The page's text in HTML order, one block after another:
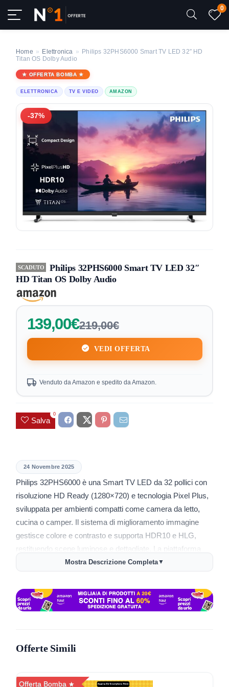
0
Home » Elettronica » Philips 32PHS6000 Smart TV LED 32″ HD
Titan OS Dolby Audio
OFFERTA BOMBA
ELETTRONICA TV E VIDEO AMAZON
-37%
SCADUTO
Philips 32PHS6000 Smart TV LED 32″
HD Titan OS Dolby Audio
139,00€219,00€
VEDI OFFERTA
Venduto da Amazon e spedito da Amazon.
Salva
0
24 Novembre 2025
Philips 32PHS6000 è una Smart TV LED da 32 pollici con
risoluzione HD Ready (1280×720) e tecnologia Pixel Plus,
sviluppata per ambienti compatti come camera da letto,
cucina o camper. Il sistema di miglioramento immagine
gestisce colore e contrasto e supporta HDR10 e HLG,
restituendo scene luminose e dettagliate. La piattaforma
Titan OS permette accesso rapido a streaming e app
La TV integra compatibilità con Alexa e Google Voice
Assistant per il controllo vocale e la funzione Matter Smart
chiarezza dei dialoghi. Il design compatto, cornice sottile e
Mostra Descrizione Completa▼
Offerte Simili
Offerta Bomba